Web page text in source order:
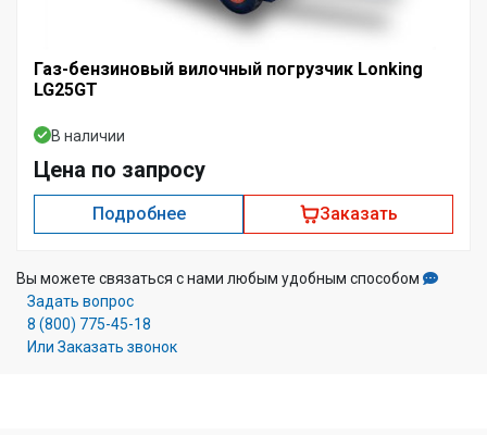
Газ-бензиновый вилочный погрузчик Lonking
LG25GT
В наличии
Цена по запросу
Подробнее Заказать
Вы можете связаться с нами любым удобным способом
Задать вопрос
8 (800) 775-45-18
Или Заказать звонок